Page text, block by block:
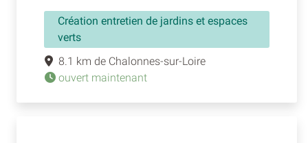
Création entretien de jardins et espaces
verts
8.1 km de Chalonnes-sur-Loire
ouvert maintenant